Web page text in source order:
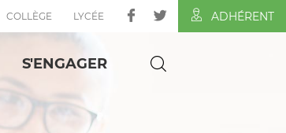
COLLÈGE LYCÉE ADHÉRENT
S'ENGAGER